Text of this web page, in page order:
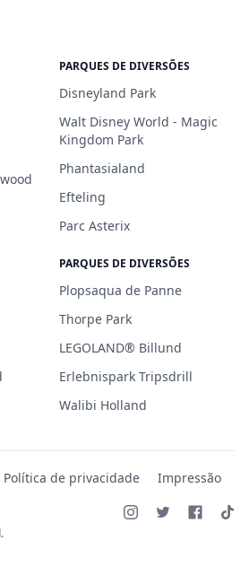
PARQUES DE DIVERSÕES
Disneyland Park
Walt Disney World - Magic
Kingdom Park
Phantasialand
Efteling
Parc Asterix
PARQUES DE DIVERSÕES
Plopsaqua de Panne
Thorpe Park
LEGOLAND® Billund
Erlebnispark Tripsdrill
Walibi Holland
Política de privacidade Impressão